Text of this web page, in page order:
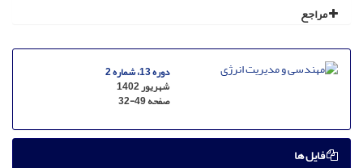
مراجع
دوره 13، شماره 2
شهریور 1402
صفحه32-49
فایل ها